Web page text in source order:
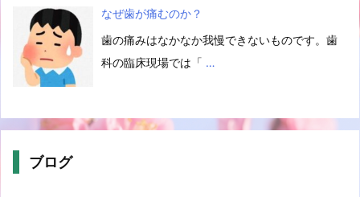
なぜ歯が痛むのか？
歯の痛みはなかなか我慢できないものです。歯
科の臨床現場では「 …
ブログ